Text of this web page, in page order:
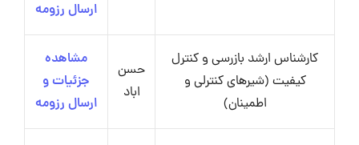
ارسال رزومه
کارشناس ارشد بازرسی و کنترل
کیفیت (شیرهای کنترلی و
اطمینان)
حسن
اباد
مشاهده
جزئیات و
ارسال رزومه